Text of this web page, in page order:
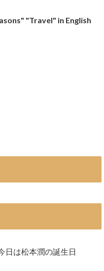
"Travel" in English
は松本潤の誕生日